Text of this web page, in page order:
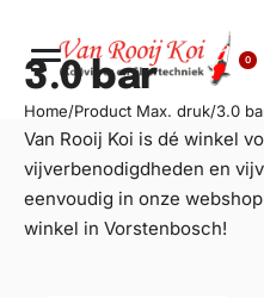
0
3.0 bar
Home/Product Max. druk/3.0
Van Rooij Koi is dé winkel
vijverbenodigdheden en
eenvoudig in onze
winkel in Vorstenbosch!